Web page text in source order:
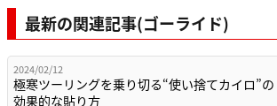
最新の関連記事(ゴーライド)
2024/02/12
極寒ツーリングを乗り切る“使い捨てカイロ”の
効果的な貼り方